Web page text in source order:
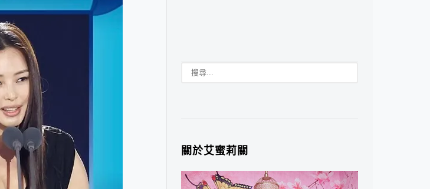
關於艾蜜莉關